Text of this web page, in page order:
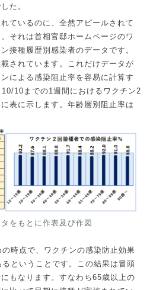
た。
ているのに、全然アピールされて
それは首相官邸ホームページのワ
接種履歴別感染者のデータです。
されています。これだけデータが
による感染阻止率を容易に計算す
10/10 までの1週間におけるワクチン2
表に示します。年齢層別阻止率は
をもとに作表及び作図
の時点で、ワクチンの感染防止効果
るということです。この結果は冒頭
もなります。すなわち65歳以上の